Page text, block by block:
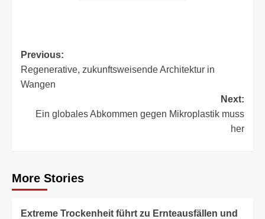
Post
navigation
Previous:
Regenerative, zukunftsweisende Architektur in
Wangen
Next:
Ein globales Abkommen gegen Mikroplastik muss
her
More Stories
Extreme Trockenheit führt zu Ernteausfällen und